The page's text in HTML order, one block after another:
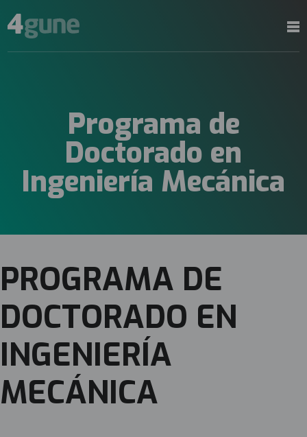
Programa de
Doctorado en
Ingeniería Mecánica
PROGRAMA DE
DOCTORADO EN
INGENIERÍA
MECÁNICA